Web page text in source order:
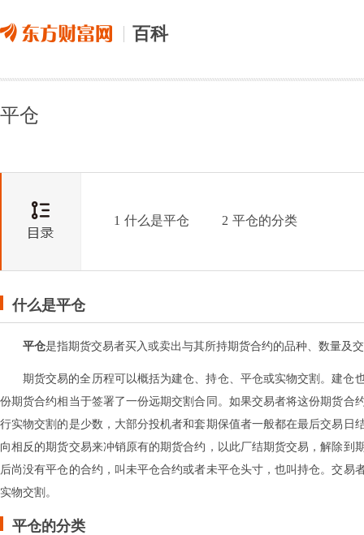
百科
平仓
1 什么是平仓 2 平仓的分类
什么是平仓
平仓是指期货交易者买入或卖出与其所持期货合约的品种、数量及
期货交易的全历程可以概括为建仓、持仓、平仓或实物交割。建
份期货合约相当于签署了一份远期交割合同。如果交易者将这份期货
行实物交割的是少数，大部分投机者和套期保值者一般都在最后交易
向相反的期货交易来冲销原有的期货合约，以此厂结期货交易，解除
后尚没有平仓的合约，叫未平仓合约或者未平仓头寸，也叫持仓。交
实物交割。
平仓的分类